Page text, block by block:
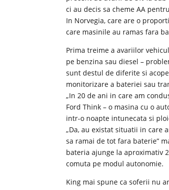
ci au decis sa cheme AA
In Norvegia, care are o
care masinile au ramas fara
Prima treime a avariilor
pe benzina sau diesel –
sunt destul de diferite si
monitorizare a bateriei sau
„In 20 de ani in care am
Ford Think – o masina cu o
intr-o noapte intunecata si
„Da, au existat situatii in care
sa ramai de tot fara baterie”
bateria ajunge la aproximativ
comuta pe modul autonomie.
King mai spune ca soferii nu